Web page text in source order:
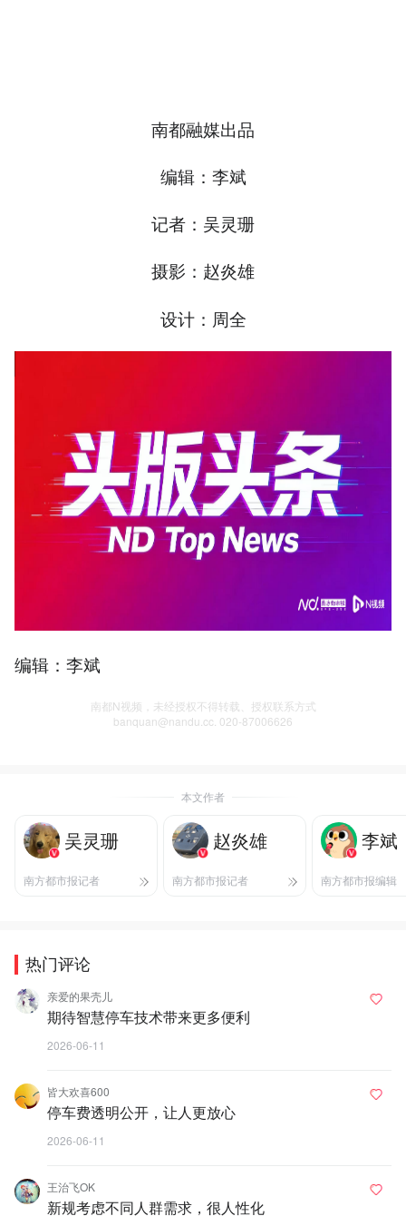
南都融媒出品
编辑：李斌
记者：吴灵珊
摄影：赵炎雄
设计：周全
编辑：李斌
南都N视频，未经授权不得转载、授权联系方式
banquan@nandu.cc. 020-87006626
本文作者
吴灵珊
南方都市报记者
赵炎雄
南方都市报记者
李斌
南方都市报编辑
热门评论
亲爱的果壳儿
期待智慧停车技术带来更多便利
2026-06-11
皆大欢喜600
停车费透明公开，让人更放心
2026-06-11
王治飞OK
新规考虑不同人群需求，很人性化